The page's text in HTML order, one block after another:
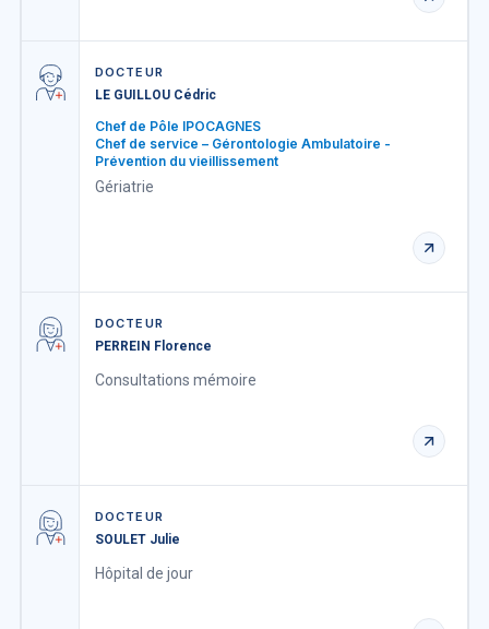
DOCTEUR
LE GUILLOU Cédric
Chef de Pôle IPOCAGNES
Chef de service – Gérontologie Ambulatoire -
Prévention du vieillissement
Gériatrie
DOCTEUR
PERREIN Florence
Consultations mémoire
DOCTEUR
SOULET Julie
Hôpital de jour